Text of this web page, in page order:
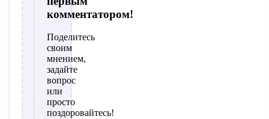
комментатором!
Поделитесь
своим
мнением,
задайте
вопрос
или
просто
поздоровайтесь!